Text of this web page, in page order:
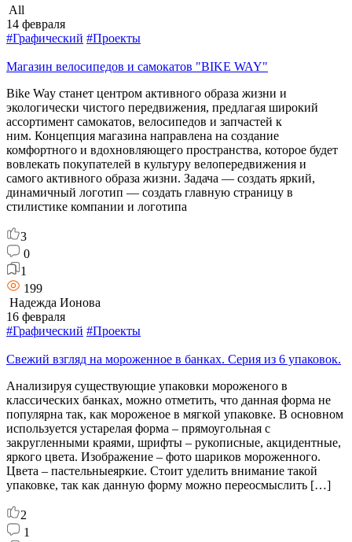
All
14 февраля
#Графический #Проекты
Магазин велосипедов и самокатов "BIKE WAY"
Bike Way станет центром активного образа жизни и
экологически чистого передвижения, предлагая широкий
ассортимент самокатов, велосипедов и запчастей к
ним. Концепция магазина направлена на создание
комфортного и вдохновляющего пространства, которое будет
вовлекать покупателей в культуру велопередвижения и
самого активного образа жизни. Задача — создать яркий,
динамичный логотип — создать главную страницу в
стилистике компании и логотипа
3
0
1
199
Надежда Ионова
16 февраля
#Графический #Проекты
Свежий взгляд на мороженное в банках. Серия из 6 упаковок.
Анализируя существующие упаковки мороженого в
классических банках, можно отметить, что данная форма не
популярна так, как мороженое в мягкой упаковке. В основном
используется устарелая форма – прямоугольная с
закругленными краями, шрифты – рукописные, акцидентные,
яркого цвета. Изображение – фото шариков мороженного.
Цвета – пастельныеяркие. Стоит уделить внимание такой
упаковке, так как данную форму можно переосмыслить […]
2
1